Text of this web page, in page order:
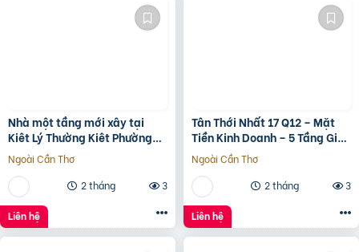
Nhà một tầng mới xây tại
Kiêt Lý Thường Kiêt Phường
nam Đông Hà Quảng Trị
Ngoài Cần Thơ
2 tháng
3
Liên hệ
Tân Thới Nhất 17 Q12 – Mặt
Tiền Kinh Doanh – 5 Tầng Giá
13.6 Tỷ
Ngoài Cần Thơ
2 tháng
3
Liên hệ